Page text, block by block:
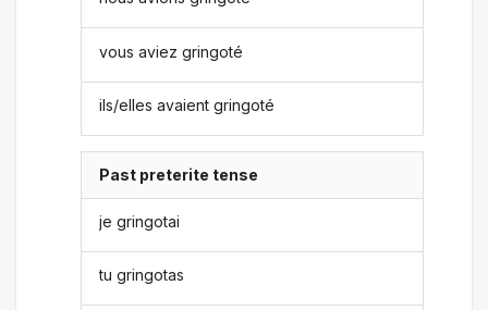
vous aviez gringoté
ils/elles avaient gringoté
Past preterite tense
je gringotai
tu gringotas